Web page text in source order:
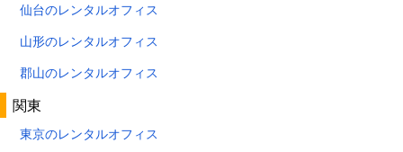
仙台のレンタルオフィス
山形のレンタルオフィス
郡山のレンタルオフィス
関東
東京のレンタルオフィス